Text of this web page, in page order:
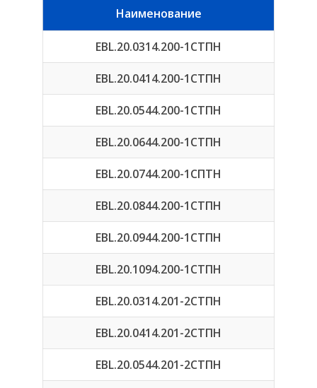
Наименование
EBL.20.0314.200-1СТПН
EBL.20.0414.200-1СТПН
EBL.20.0544.200-1СТПН
EBL.20.0644.200-1СТПН
EBL.20.0744.200-1СПТН
EBL.20.0844.200-1СТПН
EBL.20.0944.200-1СТПН
EBL.20.1094.200-1СТПН
EBL.20.0314.201-2СТПН
EBL.20.0414.201-2СТПН
EBL.20.0544.201-2СТПН